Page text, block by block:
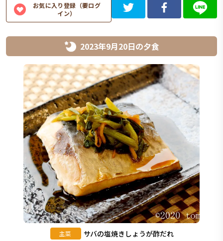
お気に入り登録（要ログ
イン）
2023年9月20日の夕食
主菜 サバの塩焼きしょうが酢だれ